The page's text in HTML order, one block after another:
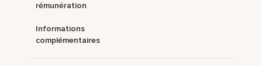
rémunération
Informations
complémentaires